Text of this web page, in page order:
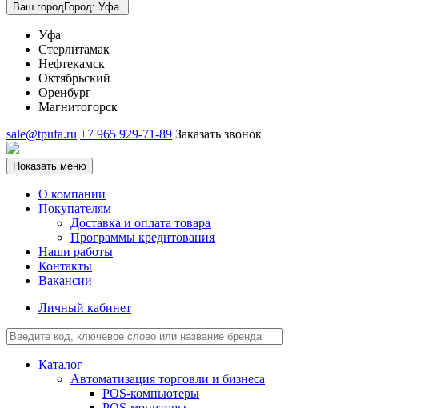
Ваш городГород: Уфа
Уфа
Стерлитамак
Нефтекамск
Октябрьский
Оренбург
Магнитогорск
sale@tpufa.ru +7 965 929-71-89 Заказать звонок
Показать меню
О компании
Покупателям
Доставка и оплата товара
Программы кредитования
Наши работы
Контакты
Вакансии
Личный кабинет
Каталог
Автоматизация торговли и бизнеса
POS-компьютеры